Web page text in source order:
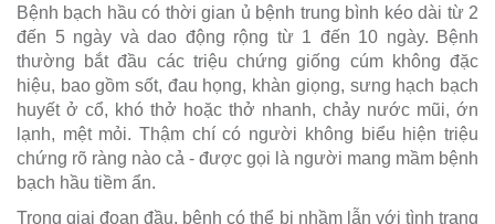
Bệnh bạch hầu có thời gian ủ bệnh trung bình kéo dài từ 2
đến 5 ngày và dao động rộng từ 1 đến 10 ngày. Bệnh
thường bắt đầu các triệu chứng giống cúm không đặc
hiệu, bao gồm sốt, đau họng, khàn giọng, sưng hạch bạch
huyết ở cổ, khó thở hoặc thở nhanh, chảy nước mũi, ớn
lạnh, mệt mỏi. Thậm chí có người không biểu hiện triệu
chứng rõ ràng nào cả - được gọi là người mang mầm bệnh
bạch hầu tiềm ẩn.
Trong giai đoạn đầu, bệnh có thể bị nhầm lẫn với tình trạng